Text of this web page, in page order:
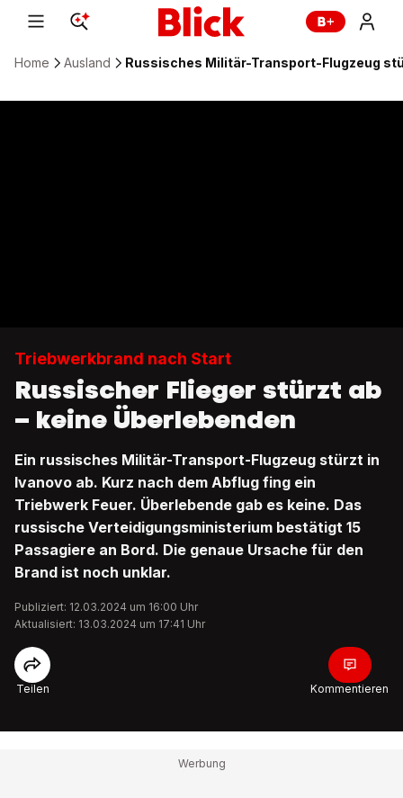
Home Ausland Russisches Militär-Transport-Flugzeug
Triebwerkbrand nach Start
Russischer Flieger stürzt ab
– keine Überlebenden
Ein russisches Militär-Transport-Flugzeug stürzt in
Ivanovo ab. Kurz nach dem Abflug fing ein
Triebwerk Feuer. Überlebende gab es keine. Das
russische Verteidigungsministerium bestätigt 15
Passagiere an Bord. Die genaue Ursache für den
Brand ist noch unklar.
Publiziert: 12.03.2024 um 16:00 Uhr
Aktualisiert: 13.03.2024 um 17:41 Uhr
Teilen Kommentieren